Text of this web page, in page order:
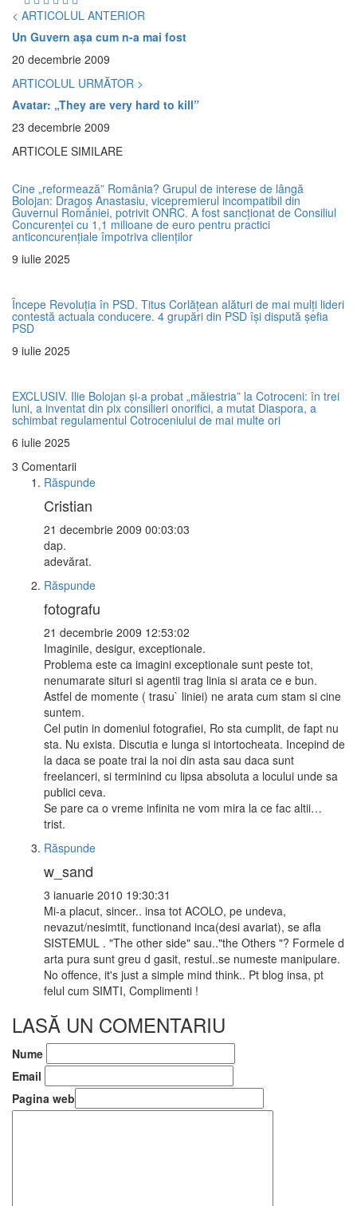
< ARTICOLUL ANTERIOR
Un Guvern aşa cum n-a mai fost
20 decembrie 2009
ARTICOLUL URMĂTOR >
Avatar: „They are very hard to kill”
23 decembrie 2009
ARTICOLE SIMILARE
Cine „reformează” România? Grupul de interese de lângă
Bolojan: Dragoș Anastasiu, vicepremierul incompatibil din
Guvernul României, potrivit ONRC. A fost sancționat de Consiliul
Concurenței cu 1,1 milioane de euro pentru practici
anticoncurențiale împotriva clienților
9 iulie 2025
Începe Revoluția în PSD. Titus Corlățean alături de mai mulți lideri
contestă actuala conducere. 4 grupări din PSD își dispută șefia
PSD
9 iulie 2025
EXCLUSIV. Ilie Bolojan și-a probat „măiestria” la Cotroceni: în trei
luni, a inventat din pix consilieri onorifici, a mutat Diaspora, a
schimbat regulamentul Cotroceniului de mai multe ori
6 iulie 2025
3 Comentarii
Răspunde
Cristian
21 decembrie 2009 00:03:03
dap.
adevărat.
Răspunde
fotografu
21 decembrie 2009 12:53:02
Imaginile, desigur, exceptionale.
Problema este ca imagini exceptionale sunt peste tot,
nenumarate situri si agentii trag linia si arata ce e bun.
Astfel de momente ( trasu` liniei) ne arata cum stam si cine
suntem.
Cel putin in domeniul fotografiei, Ro sta cumplit, de fapt nu
sta. Nu exista. Discutia e lunga si intortocheata. Incepind de
la daca se poate trai la noi din asta sau daca sunt
freelanceri, si terminind cu lipsa absoluta a locului unde sa
publici ceva.
Se pare ca o vreme infinita ne vom mira la ce fac altii…
trist.
Răspunde
w_sand
3 ianuarie 2010 19:30:31
Mi-a placut, sincer.. insa tot ACOLO, pe undeva,
nevazut/nesimtit, functionand inca(desi avariat), se afla
SISTEMUL . "The other side" sau.."the Others "? Formele d
arta pura sunt greu d gasit, restul..se numeste manipulare.
No offence, it's just a simple mind think.. Pt blog insa, pt
felul cum SIMTI, Complimenti !
LASĂ UN COMENTARIU
Nume
Email
Pagina web